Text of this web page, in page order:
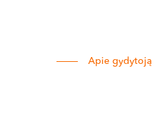
Apie gydytoją